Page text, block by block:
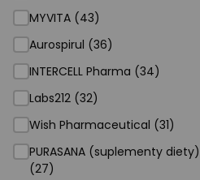
MYVITA (43)
Aurospirul (36)
INTERCELL Pharma (34)
Labs212 (32)
Wish Pharmaceutical (31)
PURASANA (suplementy diety)
(27)